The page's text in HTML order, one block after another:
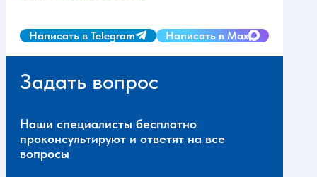
Написать в Telegram Написать в Max
Задать вопрос
Наши специалисты бесплатно
проконсультируют и ответят на все
вопросы